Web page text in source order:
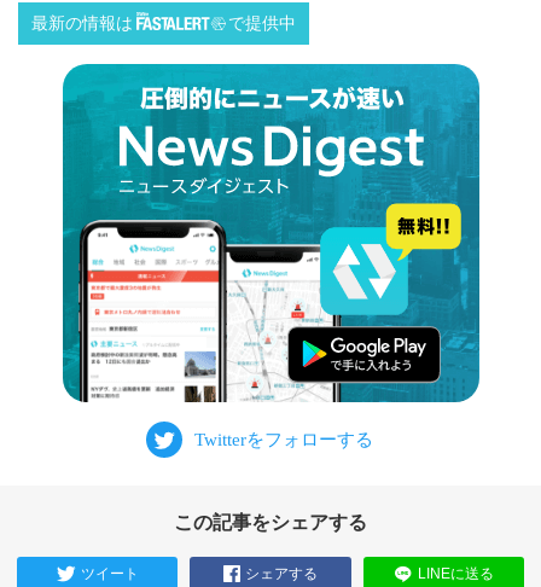
最新の情報は で提供中
この記事をシェアする
ツイート シェアする LINEに送る